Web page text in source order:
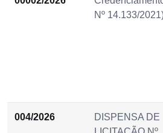
Nº 14.133/
004/2026
DISPENSA DE